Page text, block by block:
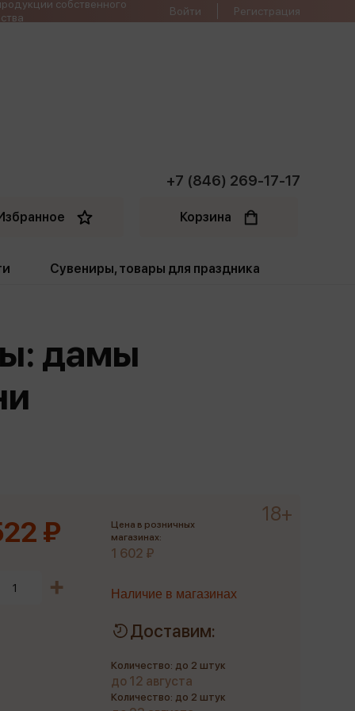
собственного
Войти Регистрация
+7 (846) 269-17-17
Корзина
Сувениры, товары для праздника
Пакеты
дамы
18+
₽
Цена в розничных
магазинах:
1 602 ₽
Наличие в магазинах
Доставим:
Количество: до 2 штук
до 12 августа
Количество: до 2 штук